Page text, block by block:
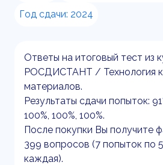
Год сдачи: 2024
Ответы на итоговый тест из
РОСДИСТАНТ / Технология
материалов.
Результаты сдачи попыток:
100%, 100%, 100%.
После покупки Вы получите
399 вопросов (7 попыток по
каждая).